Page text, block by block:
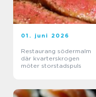
01. juni 2026
Restaurang södermalm
där kvarterskrogen
möter storstadspuls